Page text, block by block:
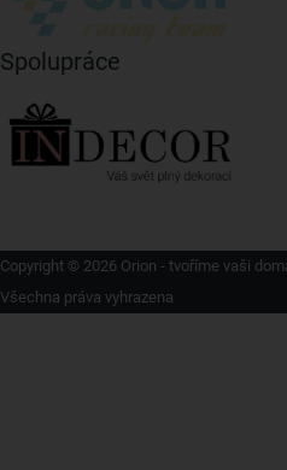
Spolupráce
Copyright © 2026 Orion - tvoříme vaši
Všechna práva vyhrazena